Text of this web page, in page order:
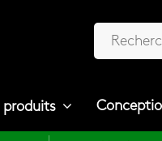
produits